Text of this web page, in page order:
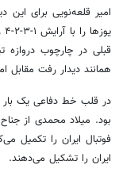
امیر قلعه‌نویی برای
قبلی در چارچوب دروازه
همانند دیدار رفت مقابل
در قلب خط دفاعی یک
بود. میلاد محمدی از
فوتبال ایران را تکمیل
ایران را تشکیل می‌دهند.